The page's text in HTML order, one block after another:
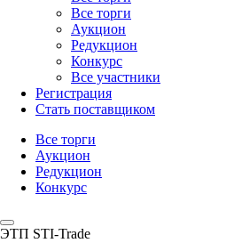
Все торги
Аукцион
Редукцион
Конкурс
Все участники
Регистрация
Стать поставщиком
Все торги
Аукцион
Редукцион
Конкурс
ЭТП STI-Trade